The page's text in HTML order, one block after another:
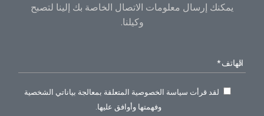
يمكنك إرسال معلومات الاتصال الخاصة بك إلينا لتصبح
وكيلنا.
لقد قرأت سياسة الخصوصية المتعلقة بمعالجة بياناتي الشخصية
وفهمتها وأوافق عليها.